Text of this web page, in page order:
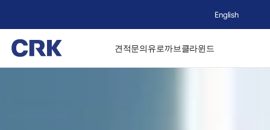
English
견적문의유로까브클라윈드